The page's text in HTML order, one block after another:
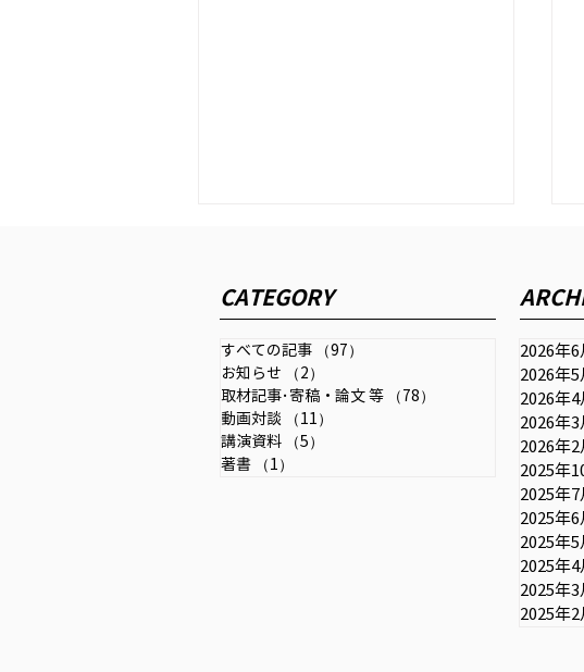
金融の指針」2026年7月号
(第25号)
イノベーション・インテリジェン
ス研究所が発刊する「金融・資本
市場リサーチ」2026年７月号
（第25号にインタビュー記事が
掲載されました。
CATEGORY
すべての記事 （97）
お知らせ
（2）
取材記事･寄稿・論文 等
（78）
動画対談
（11）
講演資料
（5）
著書
（1）
2026年6
2026年5
2026年4
2026年3
2026年2
2025年
2025年7
2025年6
2025年5
2025年4
2025年3
2025年2